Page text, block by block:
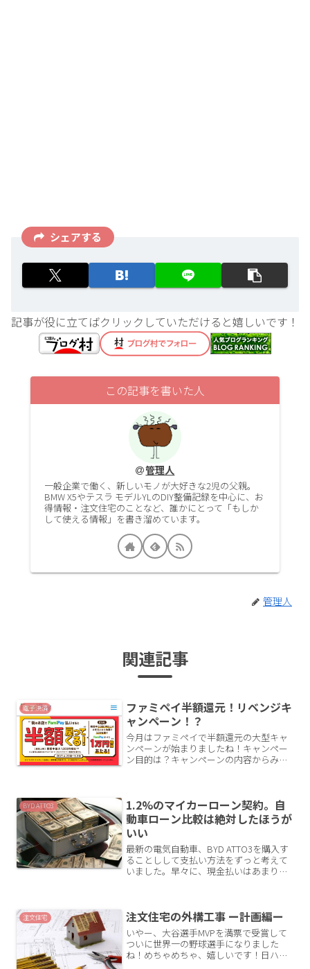
シェアする
記事が役に立てばクリックしていただけると嬉しいです！
この記事を書いた人
管理人
一般企業で働く、新しいモノが大好きな2児の父親。
BMW X5やテスラ モデルYLのDIY整備記録を中心に、お
得情報・注文住宅のことなど、誰かにとって「もしか
して使える情報」を書き溜めています。
管理人
関連記事
電子決済
ファミペイ半額還元！リベンジキ
ャンペーン！？
今月はファミペイで半額還元の大型キャ
ンペーンが始まりましたね！キャンペー
ン目的は？キャンペーンの内容からみて
覇権争いを繰り広げて...
BYD ATTO3
1.2%のマイカーローン契約。自
動車ローン比較は絶対したほうが
いい
最新の電気自動車、BYD ATTO3を購入す
ることしして支払い方法をずっと考えて
いました。早々に、現金払いはあまり得
お得だと考察して...
注文住宅 注文住宅の外構工事 ー計画編ー
いやー、大谷選手MVPを満票で受賞して
ついに世界一の野球選手になりました
ね！めちゃめちゃ、嬉しいです！日ハム